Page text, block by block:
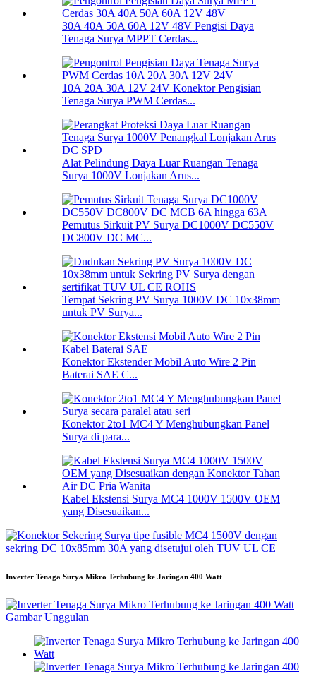
30A 40A 50A 60A 12V 48V Pengisi Daya
Tenaga Surya MPPT Cerdas...
10A 20A 30A 12V 24V Konektor Pengisian
Tenaga Surya PWM Cerdas...
Alat Pelindung Daya Luar Ruangan Tenaga
Surya 1000V Lonjakan Arus...
Pemutus Sirkuit PV Surya DC1000V DC550V
DC800V DC MC...
Tempat Sekring PV Surya 1000V DC 10x38mm
untuk PV Surya...
Konektor Ekstender Mobil Auto Wire 2 Pin
Baterai SAE C...
Konektor 2to1 MC4 Y Menghubungkan Panel
Surya di para...
Kabel Ekstensi Surya MC4 1000V 1500V OEM
yang Disesuaikan...
Inverter Tenaga Surya Mikro Terhubung ke Jaringan 400 Watt